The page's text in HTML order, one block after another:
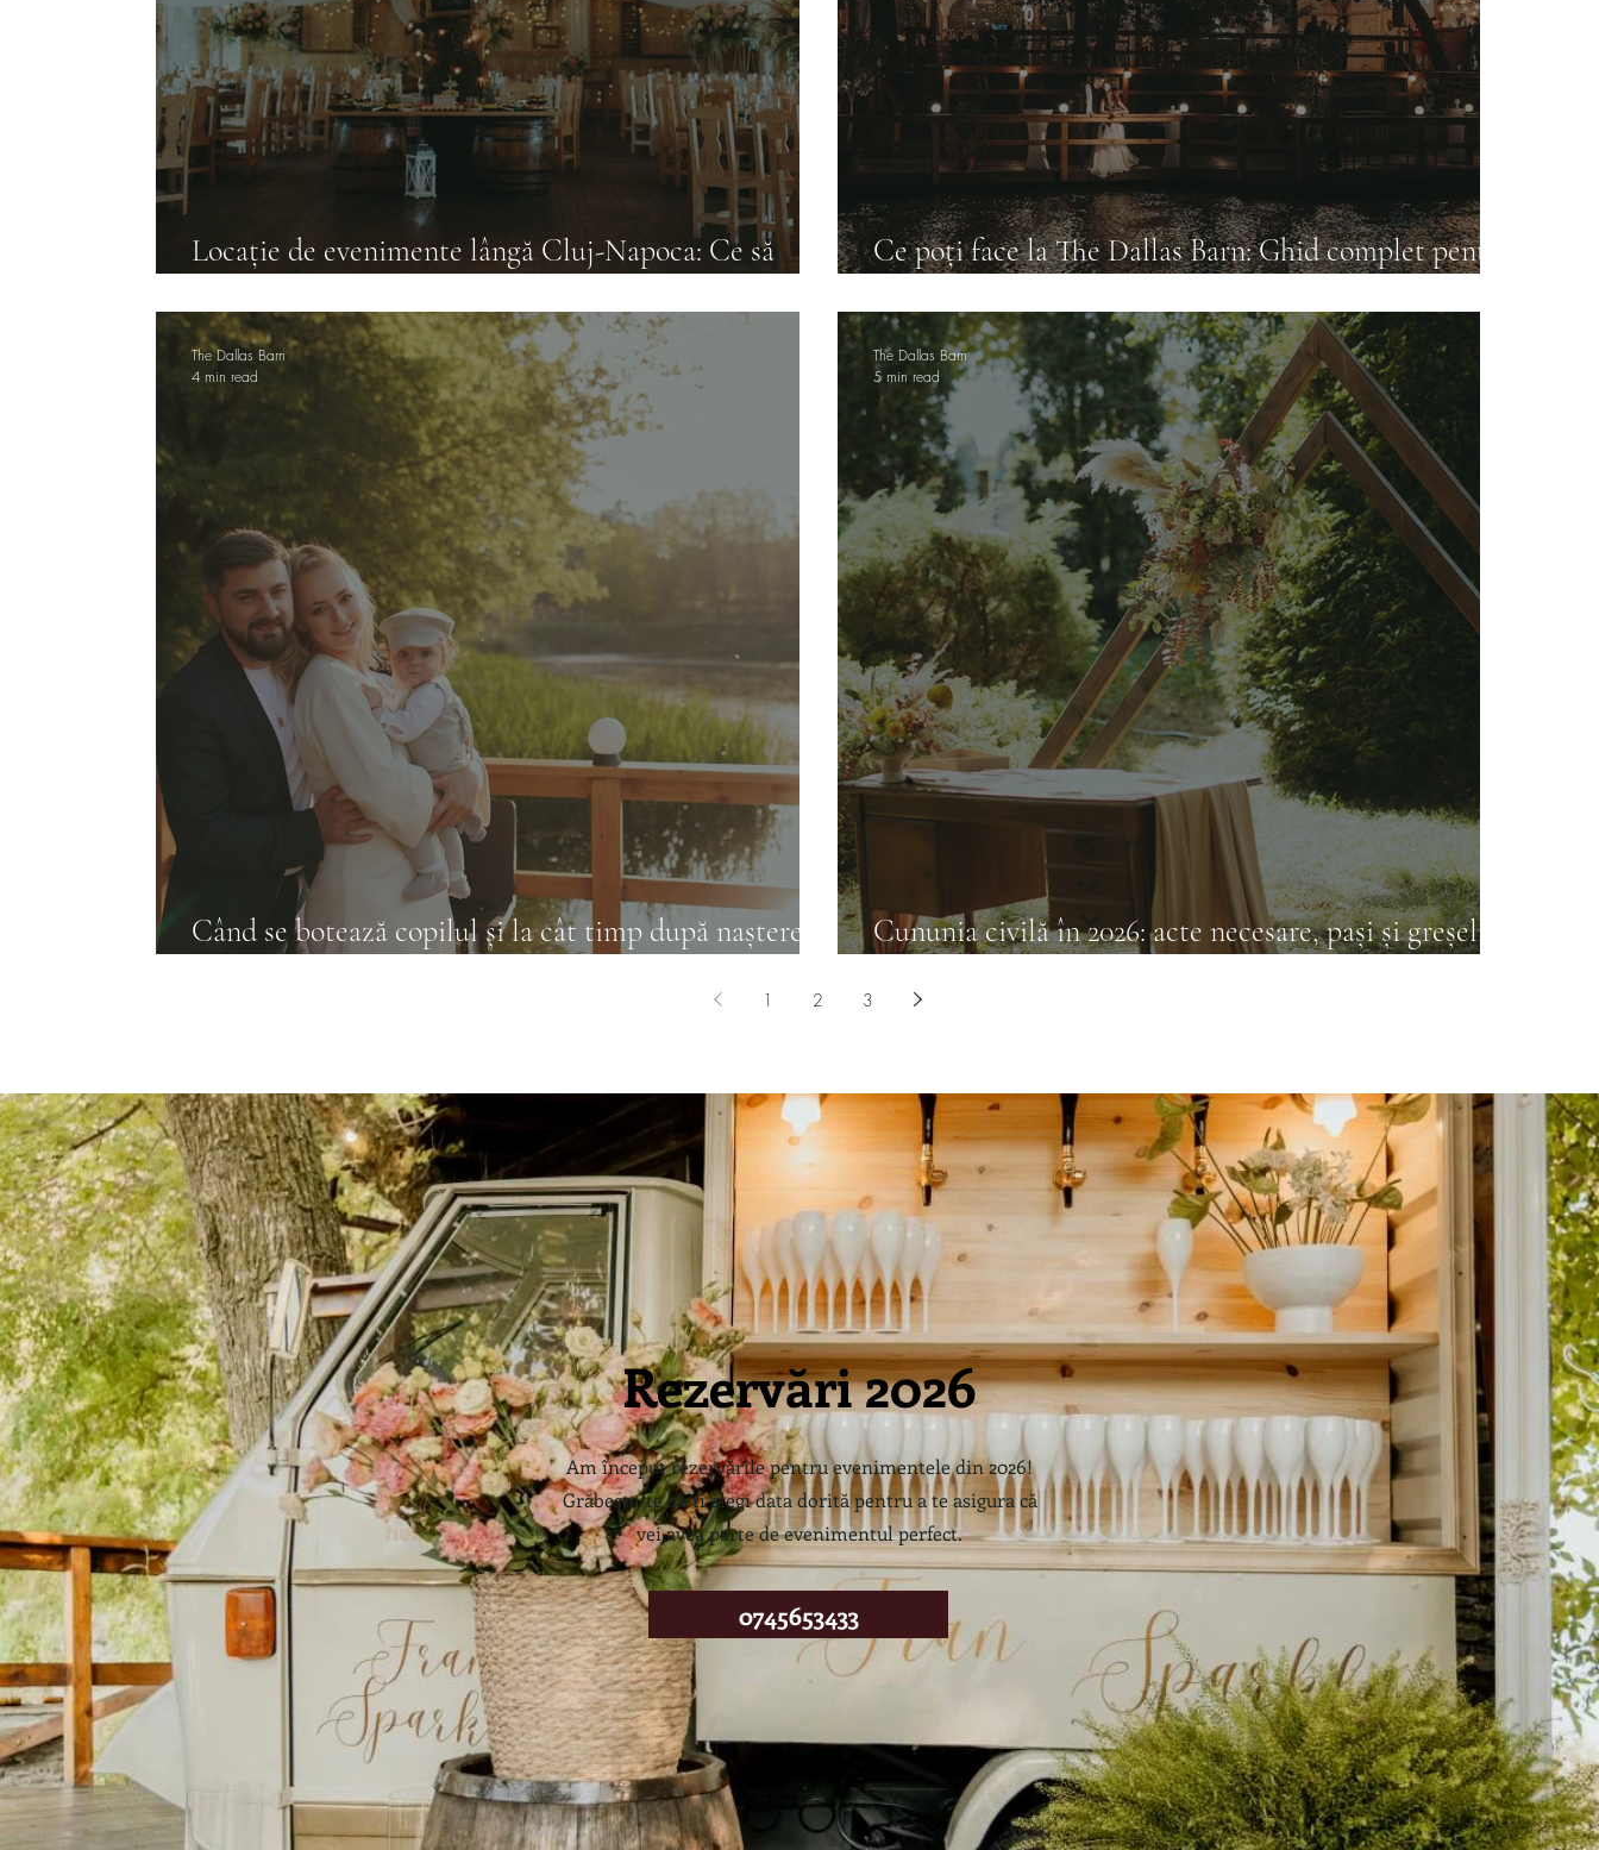
Locație de evenimente lângă Cluj-Napoca: Ce să
Ce poți face la The Dallas Barn: Ghid complet pentru
Când se botează copilul și la cât timp după naștere se
The Dallas Barn
4 min read
Cununia civilă în 2026: acte necesare, pași și greșeli
The Dallas Barn
5 min read
1 2 3
Rezervări 2026
Am început rezervările pentru evenimentele din 2026!
Grăbește-te să-ți alegi data dorită pentru a te asigura că
vei avea parte de evenimentul perfect.
0745653433